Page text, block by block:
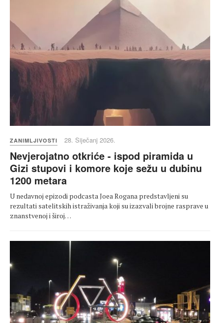
ZANIMLJIVOSTI 28. Siječanj 2026.
Nevjerojatno otkriće - ispod piramida u
Gizi stupovi i komore koje sežu u dubinu
1200 metara
U nedavnoj epizodi podcasta Joea Rogana predstavljeni su
rezultati satelitskih istraživanja koji su izazvali brojne rasprave u
znanstvenoj i široj…